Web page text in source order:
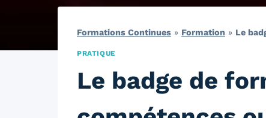
Formations Continues » Formation » Le
PRATIQUE
Le badge de